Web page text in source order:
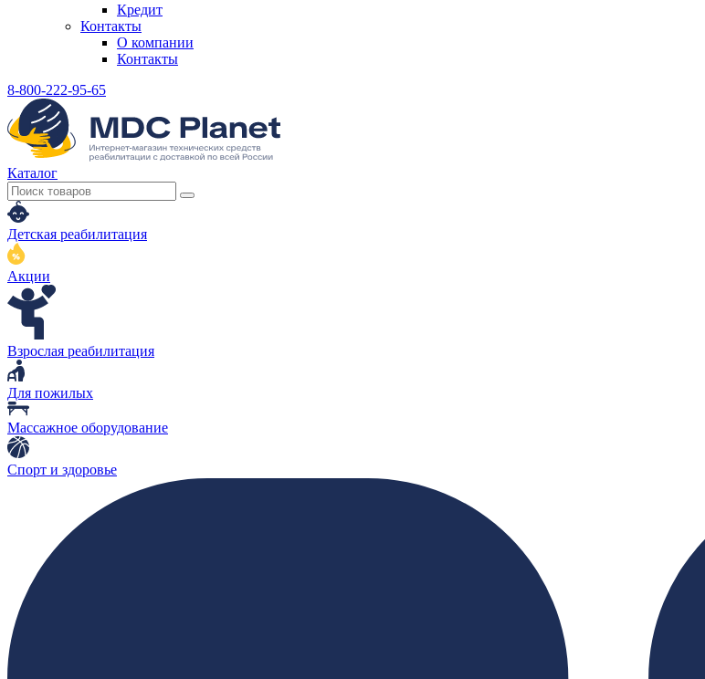
Кредит
Контакты
О компании
Контакты
8-800-222-95-65
Каталог
Детская реабилитация
Акции
Взрослая реабилитация
Для пожилых
Массажное оборудование
Спорт и здоровье